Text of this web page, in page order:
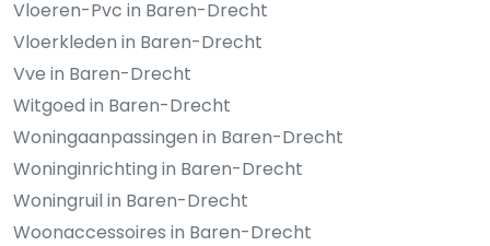
Vloeren-Pvc in Baren-Drecht
Vloerkleden in Baren-Drecht
Vve in Baren-Drecht
Witgoed in Baren-Drecht
Woningaanpassingen in Baren-Drecht
Woninginrichting in Baren-Drecht
Woningruil in Baren-Drecht
Woonaccessoires in Baren-Drecht